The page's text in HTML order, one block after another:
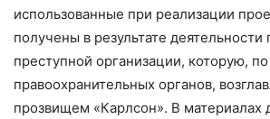
использованные при реализации
получены в результате
преступной организации, которую,
правоохранительных органов,
прозвищем «Карлсон». В материалах